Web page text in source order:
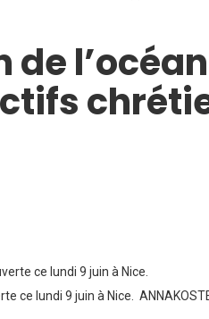
ce lundi 9 juin à Nice.